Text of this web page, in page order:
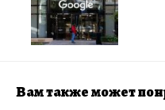
Вам также может